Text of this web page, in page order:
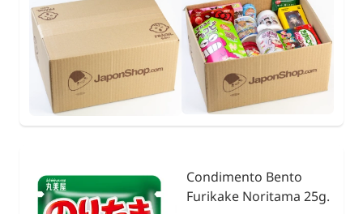
Condimento Bento
Furikake Noritama 25g.